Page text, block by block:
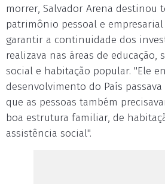
morrer, Salvador Arena destinou
patrimônio pessoal e
garantir a continuidade dos
realizava nas áreas de educação,
social e habitação popular. "Ele
desenvolvimento do País
que as pessoas também
boa estrutura familiar, de
assistência social".